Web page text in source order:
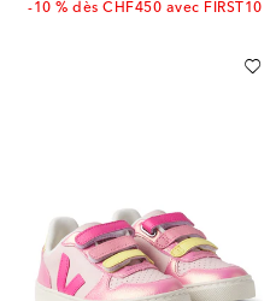
-10 % dès CHF450 avec FIRST10